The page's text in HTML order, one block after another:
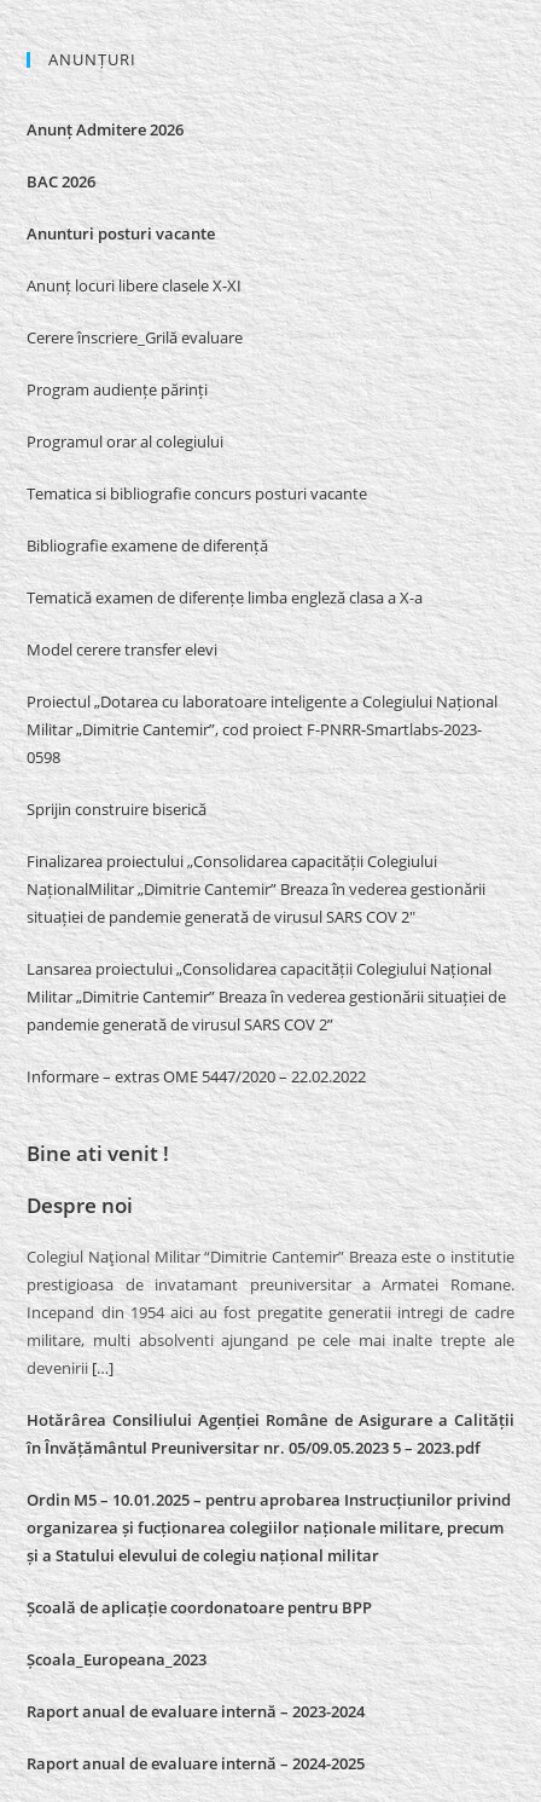
ANUNȚURI
Anunț Admitere 2026
BAC 2026
Anunturi posturi vacante
Anunț locuri libere clasele X-XI
Cerere înscriere_Grilă evaluare
Program audiențe părinți
Programul orar al colegiului
Tematica si bibliografie concurs posturi vacante
Bibliografie examene de diferență
Tematică examen de diferențe limba engleză clasa a X-a
Model cerere transfer elevi
Proiectul „Dotarea cu laboratoare inteligente a Colegiului Național
Militar „Dimitrie Cantemir”, cod proiect F-PNRR-Smartlabs-2023-
0598
Sprijin construire biserică
Finalizarea proiectului „Consolidarea capacității Colegiului
NaționalMilitar „Dimitrie Cantemir” Breaza în vederea gestionării
situației de pandemie generată de virusul SARS COV 2″
Lansarea proiectului „Consolidarea capacității Colegiului Național
Militar „Dimitrie Cantemir” Breaza în vederea gestionării situației de
pandemie generată de virusul SARS COV 2”
Informare – extras OME 5447/2020 – 22.02.2022
Bine ati venit !
Despre noi
Colegiul Naţional Militar “Dimitrie Cantemir” Breaza este o institutie
prestigioasa de invatamant preuniversitar a Armatei Romane.
Incepand din 1954 aici au fost pregatite generatii intregi de cadre
militare, multi absolventi ajungand pe cele mai inalte trepte ale
devenirii […]
Hotărârea Consiliului Agenției Române de Asigurare a Calității
în Învățământul Preuniversitar nr. 05/09.05.2023 5 – 2023.pdf
Ordin M5 – 10.01.2025 – pentru aprobarea Instrucțiunilor privind
organizarea și fucționarea colegiilor naționale militare, precum
și a Statului elevului de colegiu național militar
Școală de aplicație coordonatoare pentru BPP
Școala_Europeana_2023
Raport anual de evaluare internă – 2023-2024
Raport anual de evaluare internă –2024-2025